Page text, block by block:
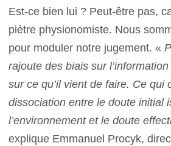
Est-ce bien lui ? Peut-être pas,
piètre physionomiste. Nous
pour moduler notre jugement. «
rajoute des biais sur
sur ce qu’il vient de faire. Ce qui
dissociation entre le doute initial
l’environnement et le doute
explique Emmanuel Procyk,